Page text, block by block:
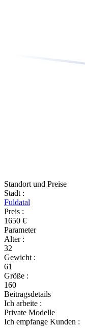
Standort und Preise
Stadt :
Fuldatal
Preis :
1650 €
Parameter
Alter :
32
Gewicht :
61
Größe :
160
Beitragsdetails
Ich arbeite :
Private Modelle
Ich empfange Kunden :